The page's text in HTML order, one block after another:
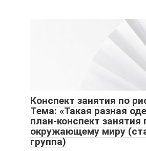
Конспект занятия по
Тема: «Такая разная
план-конспект занятия
окружающему миру
группа)